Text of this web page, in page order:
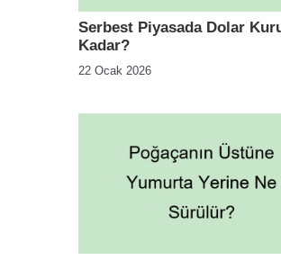
Serbest Piyasada Dolar
Kadar?
22 Ocak 2026